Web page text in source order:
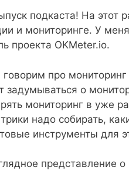
подкаста! На этот
и мониторинге. У
проекта OKMeter.io.
про
задумываться о
мониторинг в уже
надо собирать,
инструменты для
представление